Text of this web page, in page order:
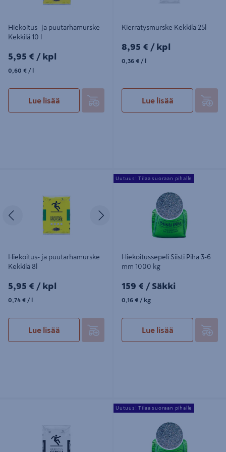
Hiekoitus- ja puutarhamurske
Kekkilä 10 l
5,95€/kpl
5,95 € / kpl
0,60 € / l
Lue lisää
Kierrätysmurske Kekkilä 25l
8,95€/kpl
8,95 € / kpl
0,36 € / l
Lue lisää
Edellinen
Hiekoitus- ja puutarhamurske
Kekkilä 8l
5,95€/kpl
5,95 € / kpl
0,74€/l
0,74 € / l
Lue lisää
Hiekoitussepeli Siisti Piha 3-6 mm
1000 kg
Hiekoitussepeli Siisti Piha 3-6
mm 1000 kg
159€/Säkki
159 € / Säkki
0,16€/kg
0,16 € / kg
Lue lisää
Uutuus! Tilaa suoraan pihalle
Hiekoitussepeli Siisti Piha 3-6 mm
250 kg
Uutuus! Tilaa suoraan pihalle